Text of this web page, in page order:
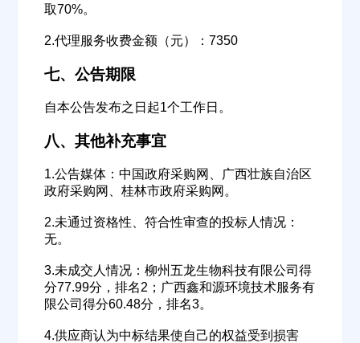
取70%。
2.代理服务收费金额（元）：7350
七、公告期限
自本公告发布之日起1个工作日。
八、其他补充事宜
1.公告媒体：中国政府采购网、广西壮族自治区
政府采购网、桂林市政府采购网。
2.未通过资格性、符合性审查的投标人情况：
无。
3.未成交人情况：柳州五龙生物科技有限公司得
分77.99分，排名2；广西鑫和源环境技术服务有
限公司得分60.48分，排名3。
4.供应商认为中标结果使自己的权益受到损害
经办人
联系方式